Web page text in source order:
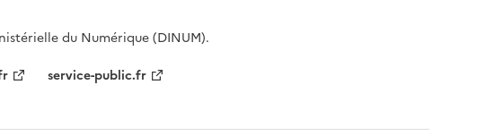
du Numérique (DINUM).
service-public.fr